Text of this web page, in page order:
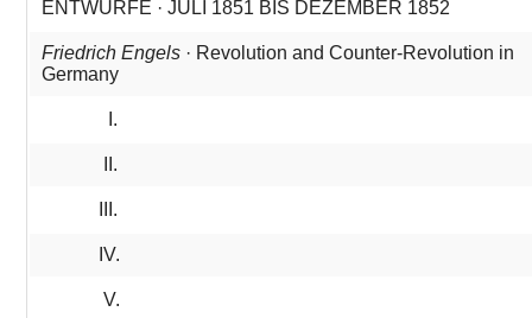
ENTWÜRFE · JULI 1851 BIS DEZEMBER 1852
Friedrich Engels · Revolution and Counter-Revolution in
Germany
I.
II.
III.
IV.
V.